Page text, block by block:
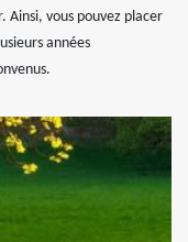
Ainsi, vous pouvez placer
années